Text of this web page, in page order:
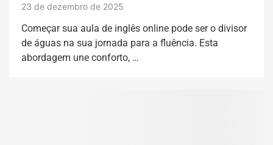
23 de dezembro de 2025
Começar sua aula de inglês online pode ser o divisor
de águas na sua jornada para a fluência. Esta
abordagem une conforto, …